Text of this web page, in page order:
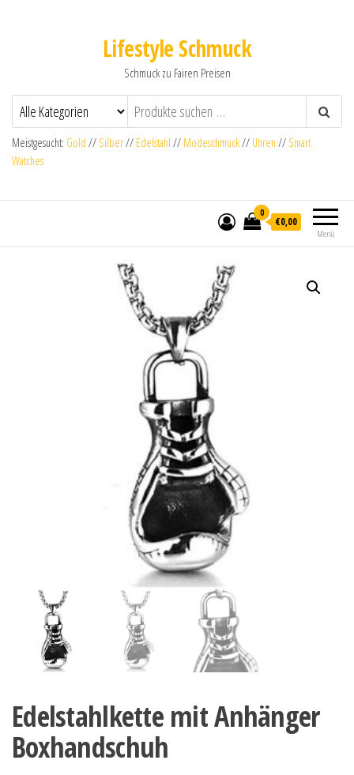
Lifestyle Schmuck
Schmuck zu Fairen Preisen
Meistgesucht: Gold // Silber// Edelstahl // Modeschmuck// Uhren // Smart
Watches
Menü
0
€0,00
Edelstahlkette mit Anhänger
Boxhandschuh